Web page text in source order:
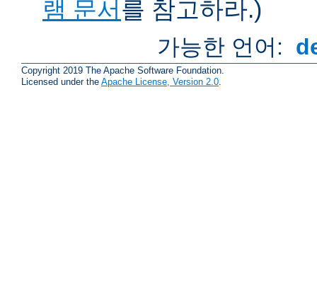
램 문서를 참고하라.)
가능한 언어:
Copyright 2019 The Apache Software Foundation.
Licensed under the Apache License, Version 2.0.